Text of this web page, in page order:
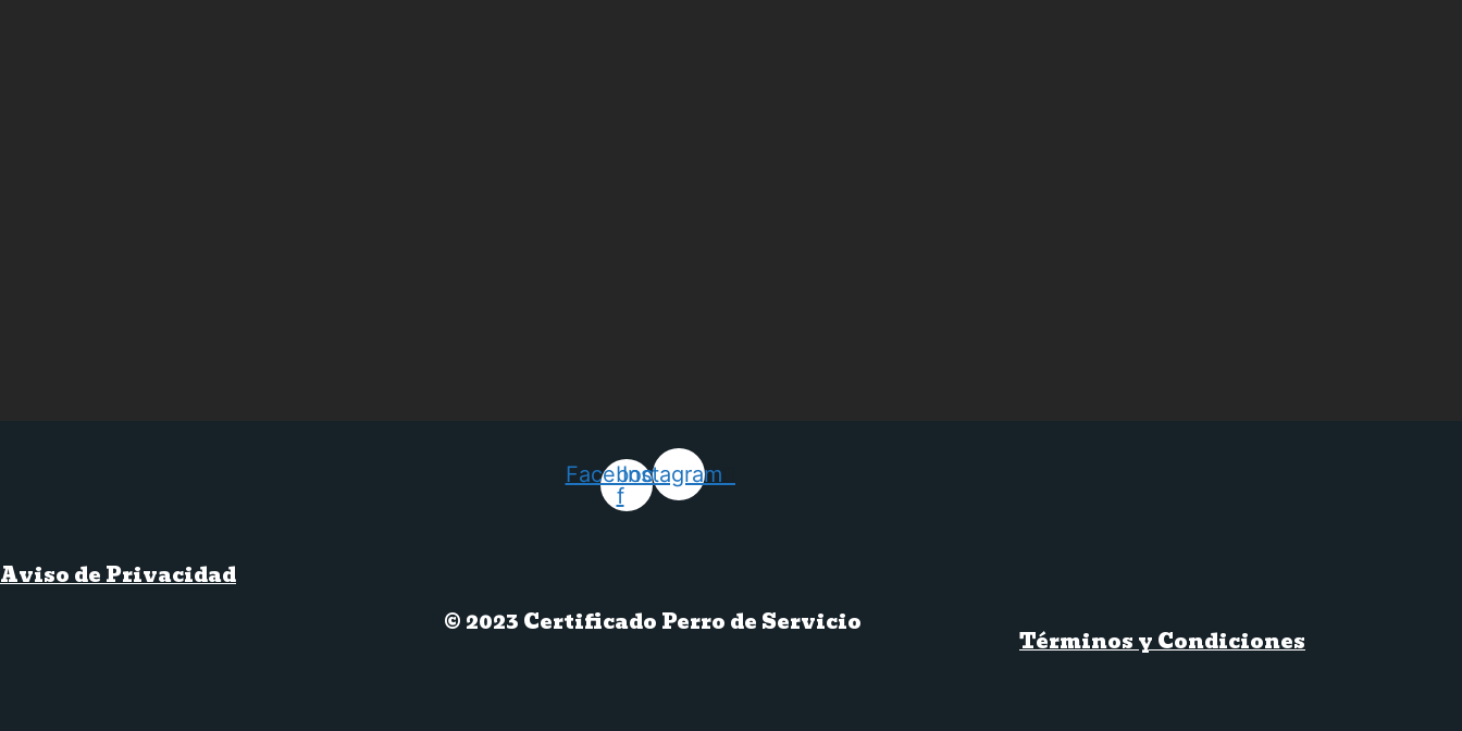
Facebook-
f
Instagram
Aviso de Privacidad
© 2023 Certificado Perro de Servicio
Términos y Condiciones